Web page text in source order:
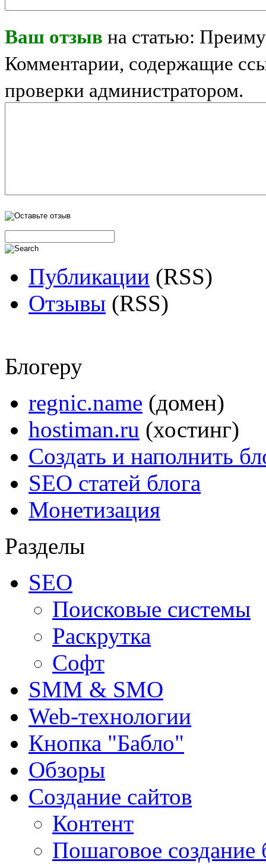
Ваш отзыв на статью:
Комментарии, содержащие
проверки администратором.
Публикации (RSS)
Отзывы (RSS)
Блогеру
regnic.name (домен)
hostiman.ru (хостинг)
Создать и наполнить
SEO статей блога
Монетизация
Разделы
SEO
Поисковые системы
Раскрутка
Софт
SMM & SMO
Web-технологии
Кнопка "Бабло"
Обзоры
Создание сайтов
Контент
Пошаговое создание